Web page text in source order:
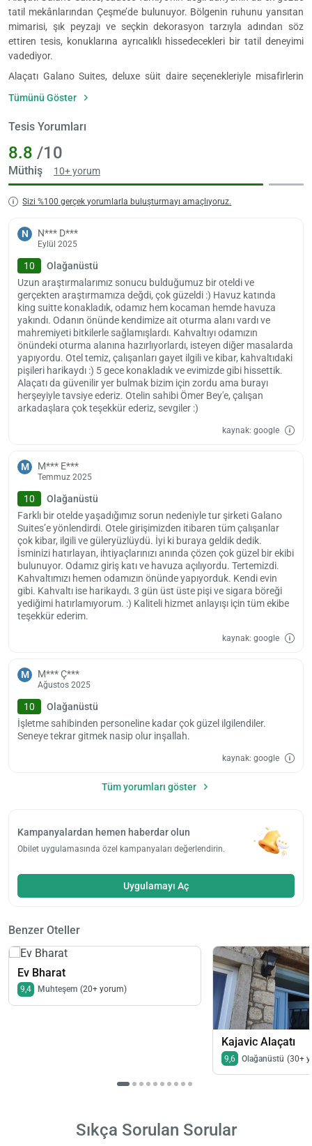
tatil mekânlarından Çeşme’de bulunuyor. Bölgenin ruhunu yansıtan
mimarisi, şık peyzajı ve seçkin dekorasyon tarzıyla adından söz
ettiren tesis, konuklarına ayrıcalıklı hissedecekleri bir tatil deneyimi
vadediyor.
Alaçatı Galano Suites, deluxe süit daire seçenekleriyle misafirlerin
gerçeğe dönüştürüyor. King süit daire seçeneği de mevcut. Havuz
manzaralı odalar, jakuzi, klima, televizyon ve buklet malzemeleri ile
donatılmış.
Otelde nefis bir sabah kahvaltısıyla güne pozitif bir başlangıç yapma
fırsatı bulabilirsiniz. Tesiste hafif atıştırmalıkların sunulduğu bir büfe
yer alıyor. Alaçatı Galano Suites, havuz barından leziz içecekler servis
ediliyor. Havuz barında lezzetli içeceğinizi yudumlayarak sakin ve
Tesiste resepsiyon hizmeti gün boyu kesintisiz olarak veriliyor. Alaçatı
Galano Suites, günlük temizlik hizmeti sunarak misafirlerine hijyenik
bir ortamda konaklama imkânı sunuyor. Tatile aracıyla gelen
konuklar tesis bünyesindeki otoparktan ücretsiz olarak
yararlanabilir.
Bölgenin popüler mekânlarından Aqua Toy City, araçla birkaç
dakikada ulaşılabilecek mesafede. Alaçatı ve Ilıca merkeze yürüyerek
ulaşım sağlayabilirsiniz. İzmir Adnan Menderes Havalimanı ile tesis
arasında 85 km mesafe var. Konuklar otelin sunduğu havaalanı
transfer hizmetinden yararlanabilir.
Otele girişler 14.00’ten itibaren yapılabiliyor. Misafirlerin en geç
12.00’ye kadar tesisten çıkış yapması gerekiyor. Alaçatı Galano
Tümünü Göster
Tesis Yorumları
8.8 /10
Müthiş 10+ yorum
Sizi %100 gerçek yorumlarla buluşturmayı amaçlıyoruz.
N N*** D***
Eylül 2025
10
Olağanüstü
Uzun araştırmalarımız sonucu bulduğumuz bir oteldi ve
gerçekten araştırmamıza değdi, çok güzeldi :) Havuz katında
king suitte konakladık, odamız hem kocaman hemde havuza
yakındı. Odanın önünde kendimize ait oturma alanı vardı ve
mahremiyeti bitkilerle sağlamışlardı. Kahvaltıyı odamızın
önündeki oturma alanına hazırlıyorlardı, isteyen diğer masalarda
yapıyordu. Otel temiz, çalışanları gayet ilgili ve kibar, kahvaltıdaki
pişileri harikaydı :) 5 gece konakladık ve evimizde gibi hissettik.
Alaçatı da güvenilir yer bulmak bizim için zordu ama burayı
herşeyiyle tavsiye ederiz. Otelin sahibi Ömer Bey'e, çalışan
arkadaşlara çok teşekkür ederiz, sevgiler :)
kaynak: google
M M*** E***
Temmuz 2025
10
Olağanüstü
Farklı bir otelde yaşadığımız sorun nedeniyle tur şirketi Galano
Suites’e yönlendirdi. Otele girişimizden itibaren tüm çalışanlar
çok kibar, ilgili ve güleryüzlüydü. İyi ki buraya geldik dedik.
İsminizi hatırlayan, ihtiyaçlarınızı anında çözen çok güzel bir ekibi
bulunuyor. Odamız giriş katı ve havuza açılıyordu. Tertemizdi.
Kahvaltımızı hemen odamızın önünde yapıyorduk. Kendi evin
gibi. Kahvaltı ise harikaydı. 3 gün üst üste pişi ve sigara böreği
yediğimi hatırlamıyorum. :) Kaliteli hizmet anlayışı için tüm ekibe
teşekkür ederim.
kaynak: google
M M*** Ç***
Ağustos 2025
10
Olağanüstü
İşletme sahibinden personeline kadar çok güzel ilgilendiler.
Seneye tekrar gitmek nasip olur inşallah.
kaynak: google
Tüm yorumları göster
Kampanyalardan hemen haberdar olun
Obilet uygulamasında özel kampanyaları değerlendirin.
Uygulamayı Aç
Benzer Oteller
Ev Bharat
9,4 Muhteşem (20+ yorum)
Kajavic Alaçatı
9,6 Olağanüstü (30+
Sıkça Sorulan Sorular